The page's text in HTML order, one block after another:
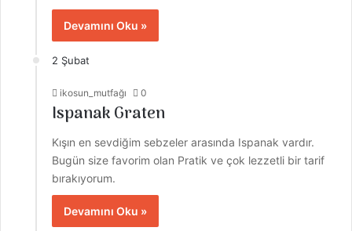
Devamını Oku »
2 Şubat
ikosun_mutfağı 0
Ispanak Graten
Kışın en sevdiğim sebzeler arasında Ispanak vardır.
Bugün size favorim olan Pratik ve çok lezzetli bir tarif
bırakıyorum.
Devamını Oku »